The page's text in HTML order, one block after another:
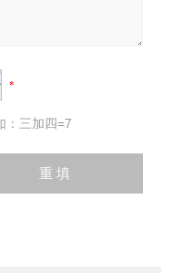
：三加四=7